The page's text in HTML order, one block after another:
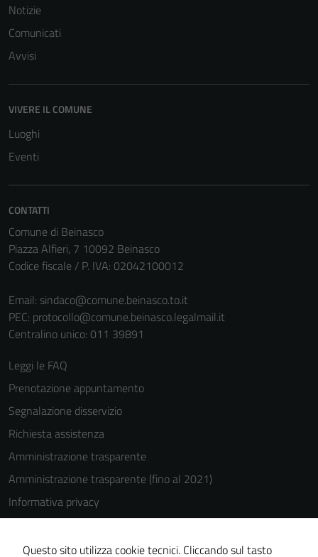
Notizie
Comunicati
Avvisi
VIVERE IL COMUNE
Luoghi
Eventi
CONTATTI
Comune di Beinasco
Piazza Alfieri, 7 10092 Beinasco
Codice fiscale / P. IVA: 02042100012
Email: sindaco@comune.beinasco.to.it
PEC: protocollo@comune.beinasco.legalmail.it
Centralino unico: 011 39891
Leggi le FAQ
Prenotazione appuntamento
Segnalazione disservizio
Richiesta assistenza
Amministrazione trasparente
Amministrazione trasparente (fino al 2021)
Informativa privacy
Cookie Policy
Note legali
Questo sito utilizza cookie tecnici. Cliccando sul tasto
funzionamento
possono
essere